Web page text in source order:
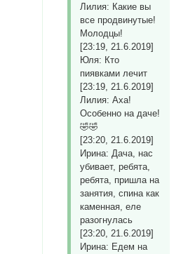
Лилия: Какие вы
все продвинутые!
Молодцы!
[23:19, 21.6.2019]
Юля: Кто
пиявками лечит
[23:19, 21.6.2019]
Лилия: Аха!
Особенно на даче!
🤣🤣
[23:20, 21.6.2019]
Ирина: Дача, нас
убивает, ребята,
ребята, пришла на
занятия, спина как
каменная, еле
разогнулась
[23:20, 21.6.2019]
Ирина: Едем на